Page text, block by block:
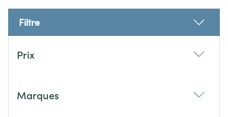
Filtre
Prix
Marques